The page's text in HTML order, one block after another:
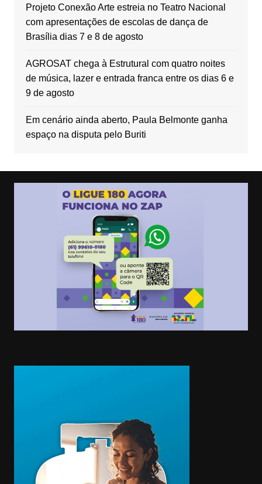
Projeto Conexão Arte estreia no Teatro Nacional
com apresentações de escolas de dança de
Brasília dias 7 e 8 de agosto
AGROSAT chega à Estrutural com quatro noites
de música, lazer e entrada franca entre os dias 6 e
9 de agosto
Em cenário ainda aberto, Paula Belmonte ganha
espaço na disputa pelo Buriti